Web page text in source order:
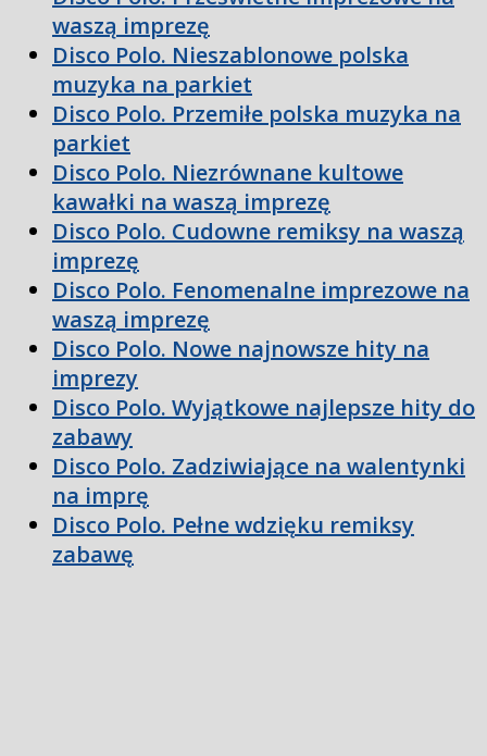
waszą imprezę
Disco Polo. Nieszablonowe polska
muzyka na parkiet
Disco Polo. Przemiłe polska muzyka na
parkiet
Disco Polo. Niezrównane kultowe
kawałki na waszą imprezę
Disco Polo. Cudowne remiksy na waszą
imprezę
Disco Polo. Fenomenalne imprezowe na
waszą imprezę
Disco Polo. Nowe najnowsze hity na
imprezy
Disco Polo. Wyjątkowe najlepsze hity do
zabawy
Disco Polo. Zadziwiające na walentynki
na imprę
Disco Polo. Pełne wdzięku remiksy
zabawę